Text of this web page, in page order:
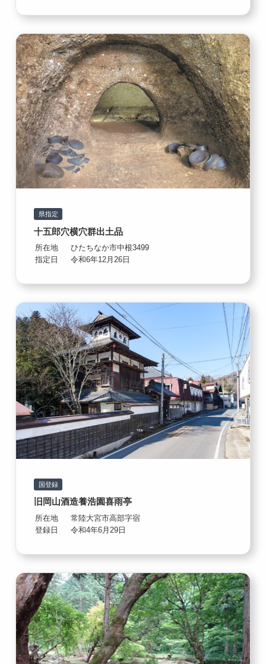
県指定
十五郎穴横穴群出土品
所在地
ひたちなか市中根3499
指定日
令和6年12月26日
国登録
旧岡山酒造養浩園喜雨亭
所在地
常陸大宮市高部字宿
登録日
令和4年6月29日